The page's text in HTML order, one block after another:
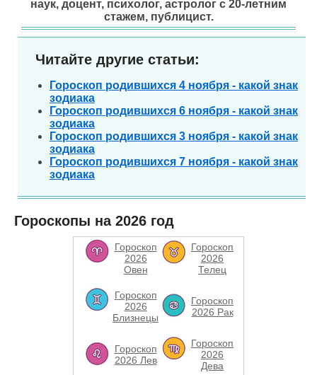
наук, доцент, психолог, астролог с 20-летним
стажем, публицист.
Читайте другие статьи:
Гороскоп родившихся 4 ноября - какой знак
зодиака
Гороскоп родившихся 6 ноября - какой знак
зодиака
Гороскоп родившихся 3 ноября - какой знак
зодиака
Гороскоп родившихся 7 ноября - какой знак
зодиака
Гороскопы на 2026 год
Гороскоп
2026
Овен
Гороскоп
2026
Телец
Гороскоп
2026
Близнецы
Гороскоп
2026 Рак
Гороскоп
2026 Лев
Гороскоп
2026
Дева